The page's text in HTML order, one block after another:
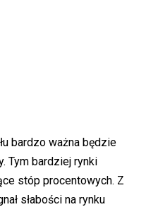
bardzo ważna będzie
Tym bardziej rynki
stóp procentowych. Z
słabości na rynku